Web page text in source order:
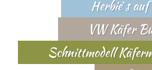
Herbie`s
VW Käfer
Schnittmodell